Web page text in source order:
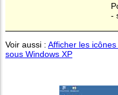
-
Voir aussi : Afficher les
sous Windows XP